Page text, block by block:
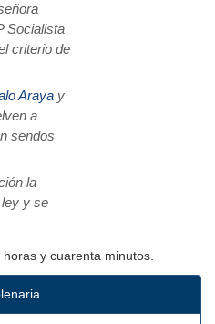
Socialista
criterio de
Araya y
a
sendos
la
y se
y cuarenta minutos.